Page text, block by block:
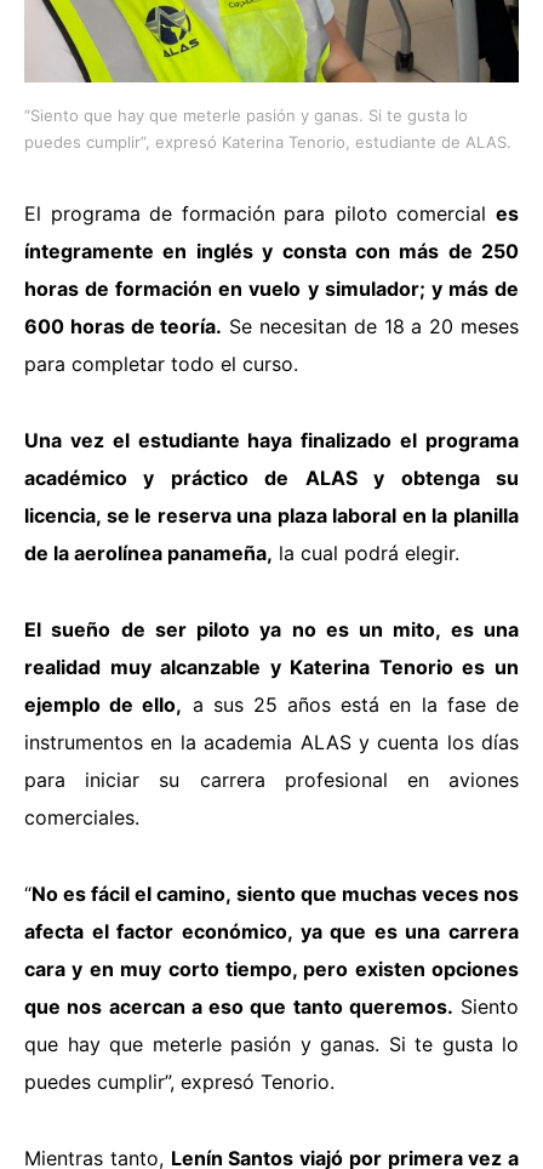
“Siento que hay que meterle pasión y ganas. Si te gusta lo
puedes cumplir”, expresó Katerina Tenorio, estudiante de ALAS.
El programa de formación para piloto comercial es
íntegramente en inglés y consta con más de 250
horas de formación en vuelo y simulador; y más de
600 horas de teoría. Se necesitan de 18 a 20 meses
para completar todo el curso.
Una vez el estudiante haya finalizado el programa
académico y práctico de ALAS y obtenga su
licencia, se le reserva una plaza laboral en la planilla
de la aerolínea panameña, la cual podrá elegir.
El sueño de ser piloto ya no es un mito, es una
realidad muy alcanzable y Katerina Tenorio es un
ejemplo de ello, a sus 25 años está en la fase de
instrumentos en la academia ALAS y cuenta los días
para iniciar su carrera profesional en aviones
comerciales.
“No es fácil el camino, siento que muchas veces nos
afecta el factor económico, ya que es una carrera
cara y en muy corto tiempo, pero existen opciones
que nos acercan a eso que tanto queremos. Siento
que hay que meterle pasión y ganas. Si te gusta lo
puedes cumplir”, expresó Tenorio.
Mientras tanto, Lenín Santos viajó por primera vez a